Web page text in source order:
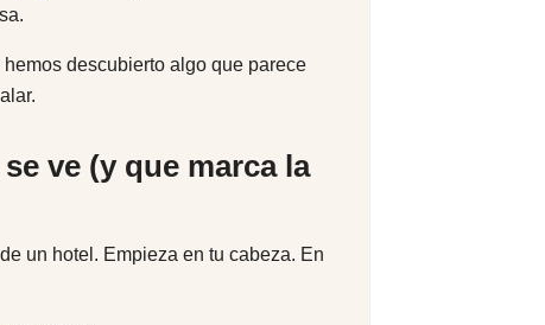
descubierto algo que parece
ve (y que marca la
un hotel. Empieza en tu cabeza. En